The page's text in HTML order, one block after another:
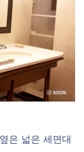
은 넓은 세면대